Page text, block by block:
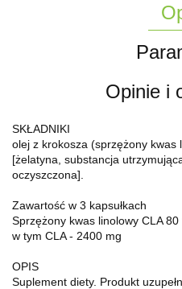
Opinie i
SKŁADNIKI
olej z krokosza (sprzężony kwas
[żelatyna, substancja
oczyszczona].
Zawartość w 3 kapsułkach
Sprzężony kwas linolowy CLA
w tym CLA - 2400 mg
OPIS
Suplement diety. Produkt